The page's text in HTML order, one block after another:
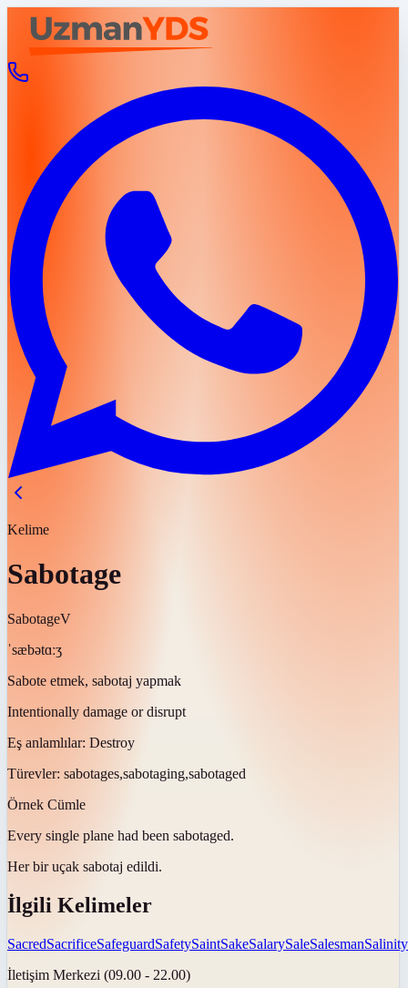
Kelime
Sabotage
SabotageV
ˈsæbətɑːʒ
Sabote etmek, sabotaj yapmak
Intentionally damage or disrupt
Eş anlamlılar: Destroy
Türevler: sabotages,sabotaging,sabotaged
Örnek Cümle
Every single plane had been sabotaged.
Her bir uçak sabotaj edildi.
İlgili Kelimeler
SacredSacrificeSafeguardSafetySaintSakeSalarySaleSalesmanSalinity
İletişim Merkezi (09.00 - 22.00)